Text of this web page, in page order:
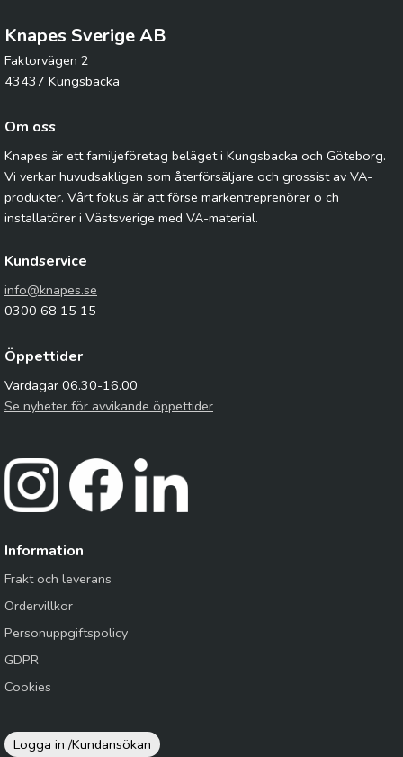
Knapes Sverige AB
Faktorvägen 2
43437 Kungsbacka
Om oss
Knapes är ett familjeföretag beläget i Kungsbacka och Göteborg.
Vi verkar huvudsakligen som återförsäljare och grossist av VA-
produkter. Vårt fokus är att förse markentreprenörer o ch
installatörer i Västsverige med VA-material.
Kundservice
info@knapes.se
0300 68 15 15
Öppettider
Vardagar 06.30-16.00
Se nyheter för avvikande öppettider
Information
Frakt och leverans
Ordervillkor
Personuppgiftspolicy
GDPR
Cookies
Logga in /Kundansökan